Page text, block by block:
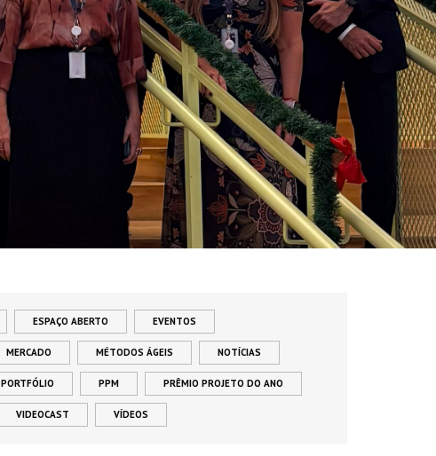
ESPAÇO ABERTO EVENTOS
MERCADO MÉTODOS ÁGEIS NOTÍCIAS
PORTFÓLIO PPM PRÊMIO PROJETO DO ANO
VIDEOCAST VÍDEOS